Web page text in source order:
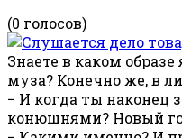
(0 голосов)
Знаете в каком
муза? Конечно же, в
− И когда ты
конюшнями? Новый